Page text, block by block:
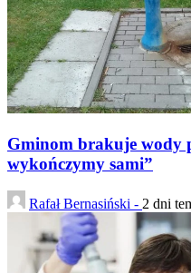
Gminom brakuje wody
wykończymy sami”
Rafał Bernasiński - 2 dni